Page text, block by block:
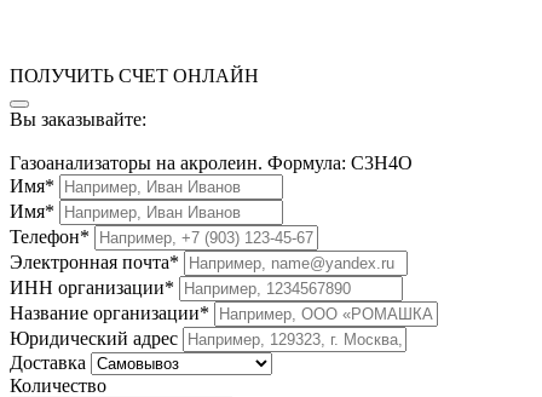
ПОЛУЧИТЬ СЧЕТ ОНЛАЙН
Вы заказывайте:
Газоанализаторы на акролеин. Формула: C3H4O
Имя*
Имя*
Телефон*
Электронная почта*
ИНН организации*
Название организации*
Юридический адрес
Доставка
Количество